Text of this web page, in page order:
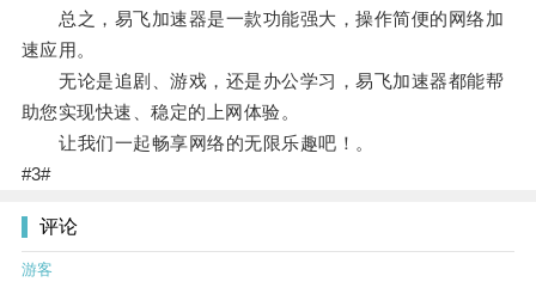
总之，易飞加速器是一款功能强大，操作简便的网络加
速应用。
无论是追剧、游戏，还是办公学习，易飞加速器都能帮
助您实现快速、稳定的上网体验。
让我们一起畅享网络的无限乐趣吧！。
#3#
评论
游客